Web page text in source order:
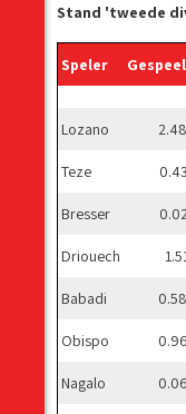
Stand 'tweede
Speler
Lozano
Teze
Bresser
Driouech
Babadi
Obispo
Nagalo